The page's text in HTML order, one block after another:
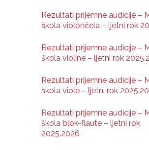
Rezultati prijemne audicije –
škola violončela – ljetni rok
Rezultati prijemne audicije –
škola violine – ljetni rok
Rezultati prijemne audicije –
škola viole – ljetni rok
Rezultati prijemne audicije –
škola blok-flaute – ljetni rok
2025.2026